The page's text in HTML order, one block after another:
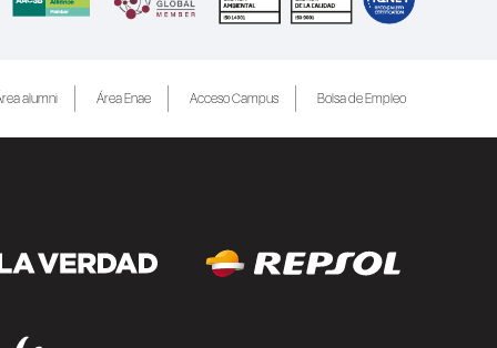
alumni Área Enae Acceso Campus Bolsa de Empleo